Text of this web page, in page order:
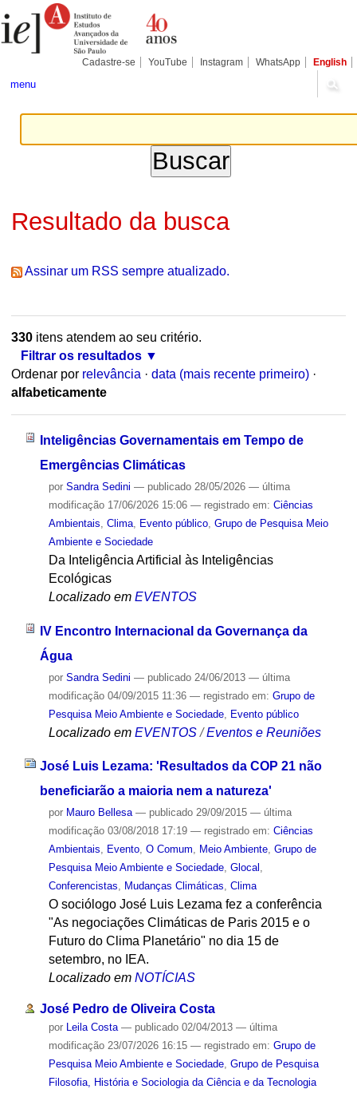
para
conteúdo.
Pessoais
Cadastre-se YouTube Instagram WhatsApp English
menu
Resultado da busca
Assinar um RSS sempre atualizado.
330itens atendem ao seu critério.
Filtrar os resultados
Ordenar por relevância · data (mais recente primeiro) ·
alfabeticamente
Inteligências Governamentais em Tempo de
Emergências Climáticas
por Sandra Sedini — publicado28/05/2026 — última
modificação17/06/2026 15:06 — registrado em: Ciências
Ambientais Clima, Evento público, Grupo de Pesquisa Meio
Ambiente e Sociedade
Da Inteligência Artificial às Inteligências
Ecológicas
Localizado em EVENTOS
IV Encontro Internacional da Governança da
Água
por Sandra Sedini — publicado24/06/2013 — última
modificação04/09/2015 11:36 — registrado em: Grupo de
Pesquisa Meio Ambiente e Sociedade, Evento público
Localizado em EVENTOS /Eventos e Reuniões
José Luis Lezama: 'Resultados da COP 21 não
beneficiarão a maioria nem a natureza'
por Mauro Bellesa — publicado29/09/2015 — última
modificação03/08/2018 17:19 — registrado em: Ciências
Ambientais, Evento, O Comum, Meio Ambiente, Grupo de
Pesquisa Meio Ambiente e Sociedade, Glocal ,
Conferencistas, Mudanças Climáticas, Clima
O sociólogo José Luis Lezama fez a conferência
"As negociações Climáticas de Paris 2015 e o
Futuro do Clima Planetário" no dia 15 de
setembro, no IEA.
Localizado em NOTÍCIAS
José Pedro de Oliveira Costa
por Leila Costa — publicado02/04/2013 — última
modificação23/07/2026 16:15 — registrado em: Grupo de
Pesquisa Meio Ambiente e Sociedade, Grupo de Pesquisa
Filosofia, História e Sociologia da Ciência e da Tecnologia